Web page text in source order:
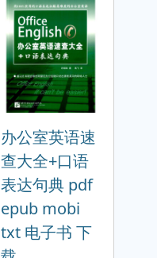
办公室英语速
查大全+口语
表达句典 pdf
epub mobi
txt 电子书 下